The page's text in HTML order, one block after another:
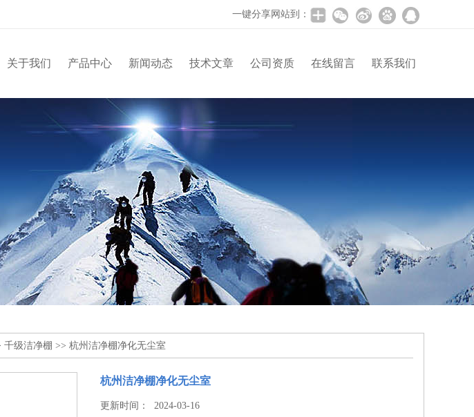
一键分享网站到：
关于我们 产品中心 新闻动态 技术文章 公司资质 在线留言 联系我们
千级洁净棚 >> 杭州洁净棚净化无尘室
杭州洁净棚净化无尘室
更新时间： 2024-03-16